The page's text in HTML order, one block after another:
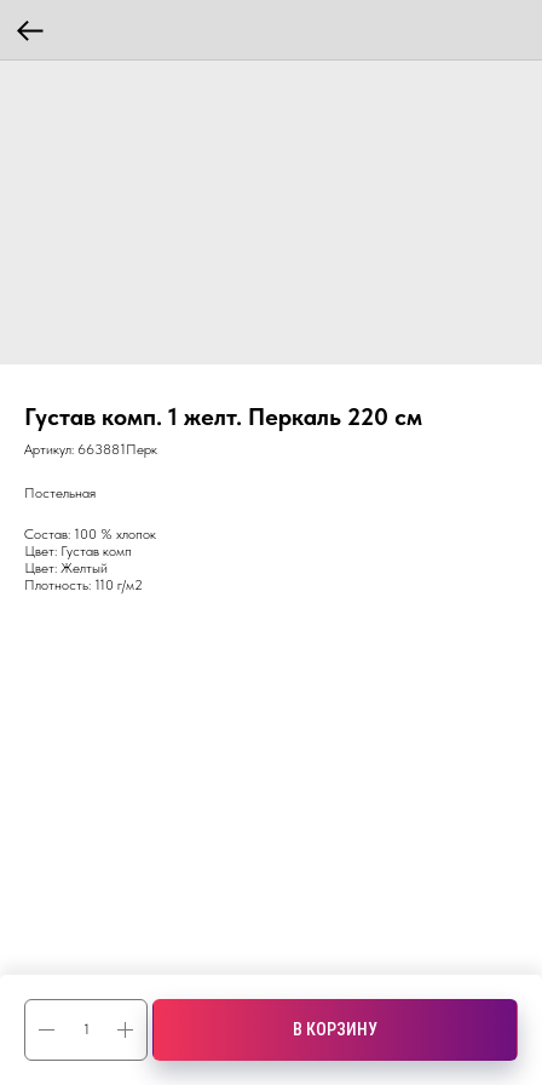
Густав комп. 1 желт. Перкаль 220 см
Артикул: 663881Перк
В КОРЗИНУ
Постельная
Состав: 100 % хлопок
Цвет: Густав комп
Цвет: Желтый
Плотность: 110 г/м2